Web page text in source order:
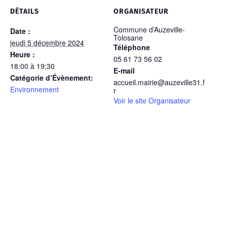
DÉTAILS
Date :
jeudi 5 décembre 2024
Heure :
18:00 à 19:30
Catégorie d’Évènement:
Environnement
ORGANISATEUR
Commune d’Auzeville-
Tolosane
Téléphone
05 61 73 56 02
E-mail
accueil.mairie@auzeville31.f
r
Voir le site Organisateur